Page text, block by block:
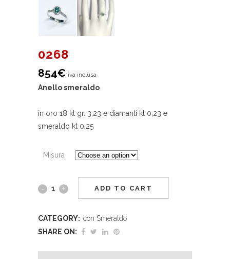
0268
854€ iva inclusa
Anello smeraldo
in oro 18 kt gr. 3,23 e diamanti kt 0,23 e
smeraldo kt 0,25
Misura
ADD TO CART
CATEGORY: con Smeraldo
SHARE ON: